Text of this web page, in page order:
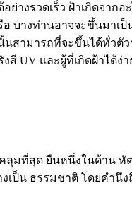
างรวดเร็ว ฝ้าเกิดจา
บางท่านอาจจะขึ้นมา
สามารถที่จะขึ้นได้ทั่ว
UV และผู้ที่เกิดฝ้าได้
ลุมที่สุด ยืนหนึ่งในด้าน
เป็น ธรรมชาติ โดยคำนึ